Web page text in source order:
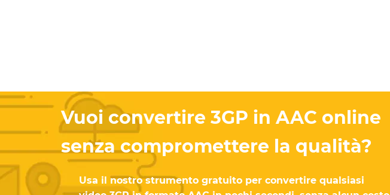
Vuoi convertire 3GP in AAC online
senza compromettere la qualità?
Usa il nostro strumento gratuito per convertire qualsiasi